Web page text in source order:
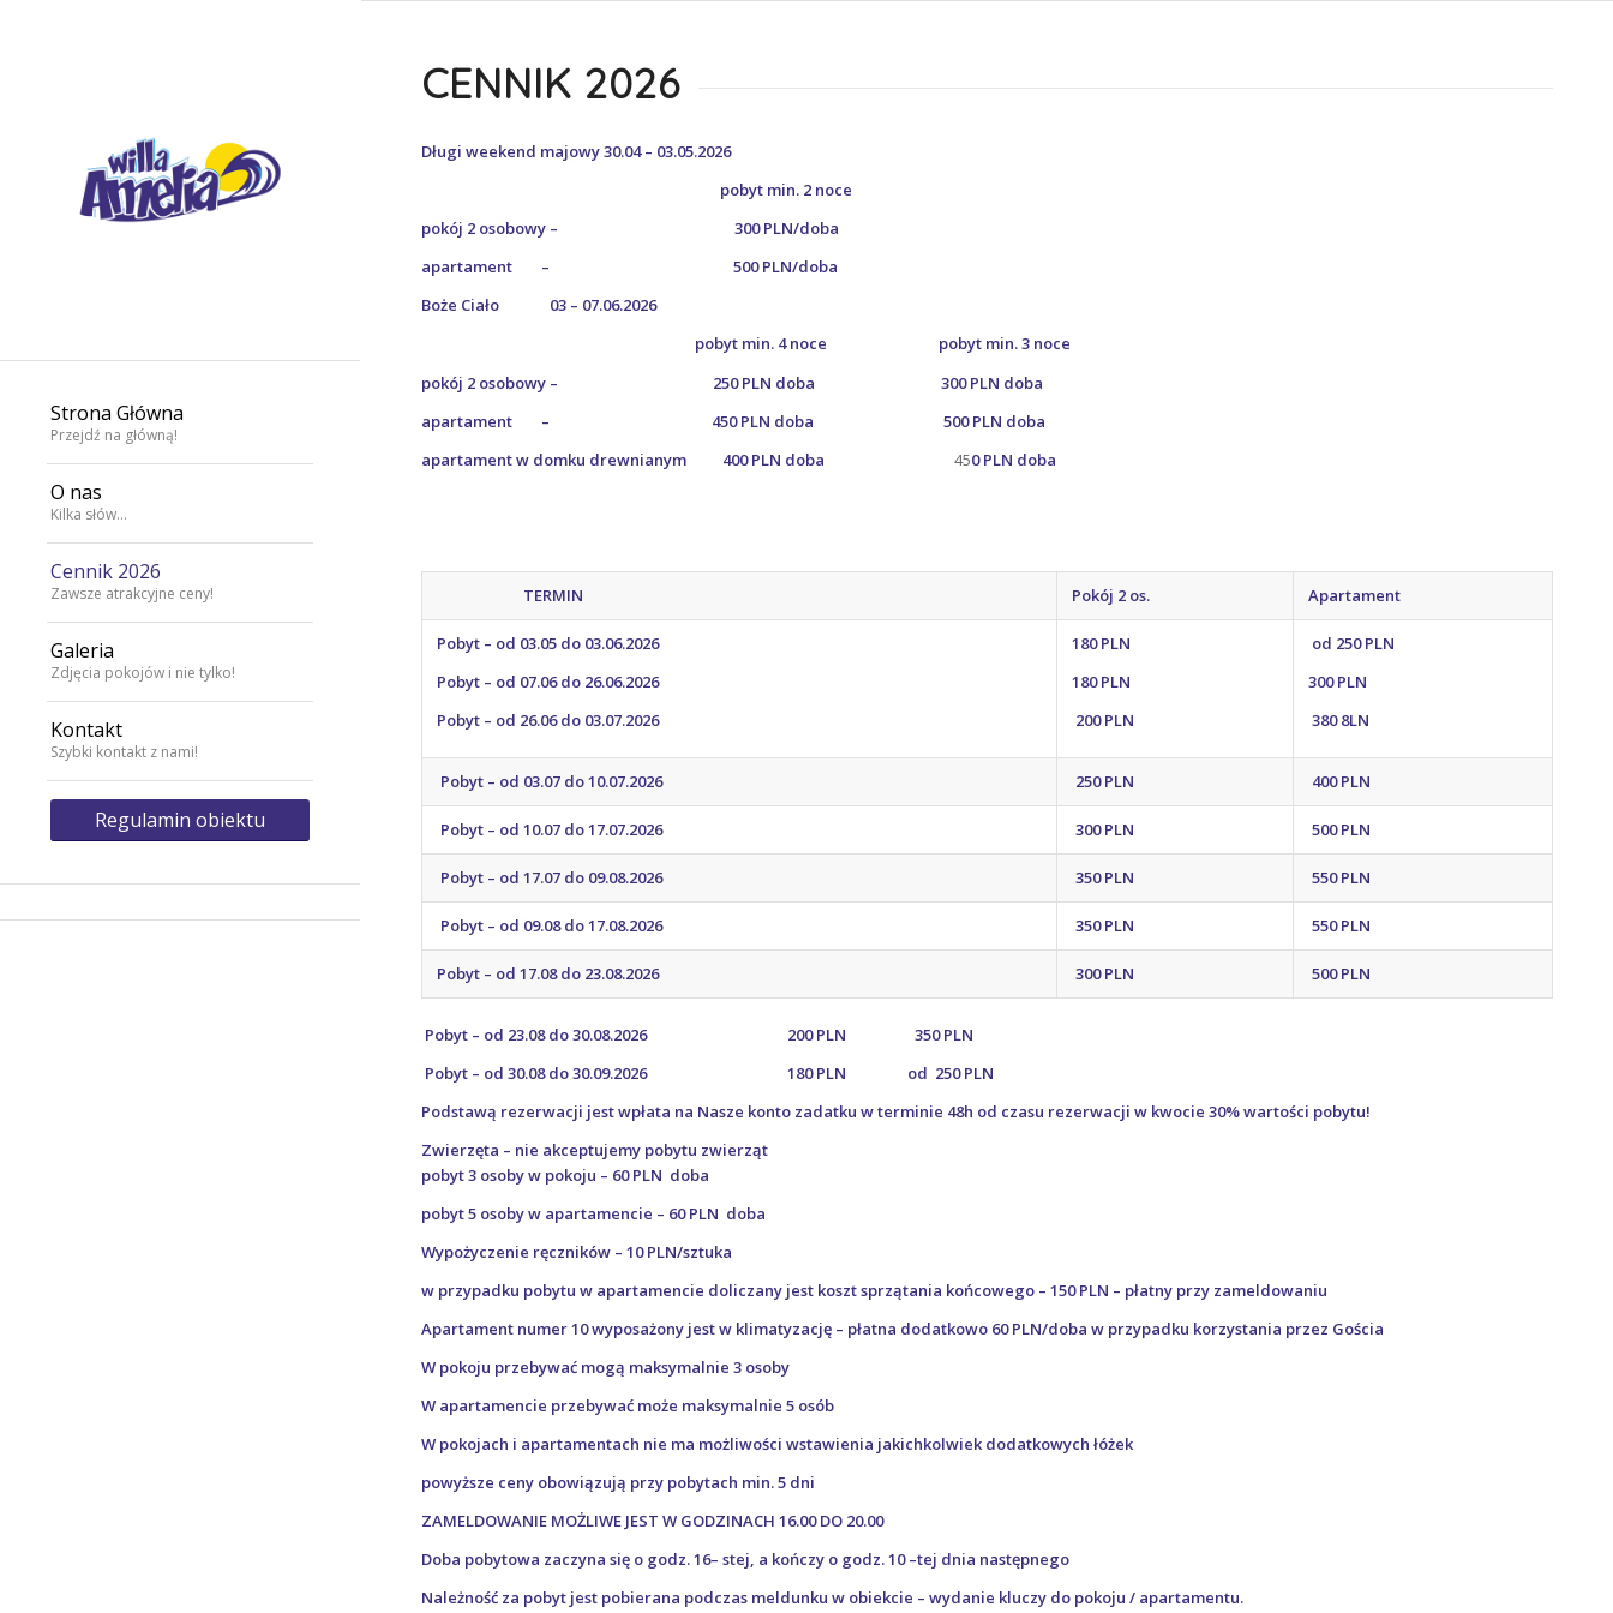
Strona Główna
Przejdź na główną!
O nas
Kilka słów…
Cennik 2026
Zawsze atrakcyjne ceny!
Galeria
Zdjęcia pokojów i nie tylko!
Kontakt
Szybki kontakt z nami!
Regulamin obiektu
CENNIK 2026
Długi weekend majowy 30.04 – 03.05.2026
pobyt min. 2 noce
pokój 2 osobowy – 300 PLN/doba
apartament – 500 PLN/doba
Boże Ciało 03 – 07.06.2026
pobyt min. 4 noce pobyt min. 3 noce
pokój 2 osobowy – 250 PLN doba 300 PLN doba
apartament – 450 PLN doba 500 PLN doba
apartament w domku drewnianym 400 PLN doba
450 PLN doba
TERMIN Pokój 2 os. Apartament
Pobyt – od 03.05 do 03.06.2026
Pobyt – od 07.06 do 26.06.2026
Pobyt – od 26.06 do 03.07.2026
180 PLN
180 PLN
200 PLN
od 250 PLN
300 PLN
380 8LN
Pobyt – od 03.07 do 10.07.2026 250 PLN 400 PLN
Pobyt – od 10.07 do 17.07.2026 300 PLN 500 PLN
Pobyt – od 17.07 do 09.08.2026 350 PLN 550 PLN
Pobyt – od 09.08 do 17.08.2026 350 PLN 550 PLN
Pobyt – od 17.08 do 23.08.2026 300 PLN 500 PLN
Pobyt – od 23.08 do 30.08.2026 200 PLN 350 PLN
Pobyt – od 30.08 do 30.09.2026 180 PLN od 250 PLN
Podstawą rezerwacji jest wpłata na Nasze konto zadatku w terminie 48h od czasu rezerwacji w kwocie 30% wartości pobytu!
Zwierzęta – nie akceptujemy pobytu zwierząt
pobyt 3 osoby w pokoju – 60 PLN doba
pobyt 5 osoby w apartamencie – 60 PLN doba
Wypożyczenie ręczników – 10 PLN/sztuka
w przypadku pobytu w apartamencie doliczany jest koszt sprzątania końcowego – 150 PLN – płatny przy zameldowaniu
Apartament numer 10 wyposażony jest w klimatyzację – płatna dodatkowo 60 PLN/doba w przypadku korzystania przez Gościa
W pokoju przebywać mogą maksymalnie 3 osoby
W apartamencie przebywać może maksymalnie 5 osób
W pokojach i apartamentach nie ma możliwości wstawienia jakichkolwiek dodatkowych łóżek
powyższe ceny obowiązują przy pobytach min. 5 dni
ZAMELDOWANIE MOŻLIWE JEST W GODZINACH 16.00 DO 20.00
Doba pobytowa zaczyna się o godz. 16– stej, a kończy o godz. 10 –tej dnia następnego
Należność za pobyt jest pobierana podczas meldunku w obiekcie – wydanie kluczy do pokoju / apartamentu.